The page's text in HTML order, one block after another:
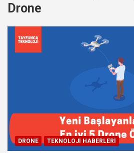
Drone
DRONE TEKNOLOJI HABERLERI